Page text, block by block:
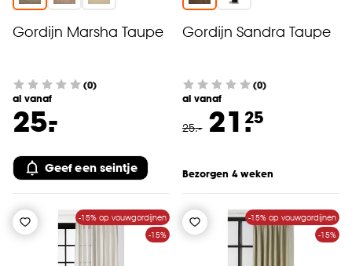
Gordijn Marsha Taupe
(0)
al vanaf
25.
-
Geef een seintje
Gordijn Sandra Taupe
(0)
al vanaf
25.- 21.25
Bezorgen 4 weken
-15% op vouwgordijnen
-15%
-15% op vouwgordijnen
-15%